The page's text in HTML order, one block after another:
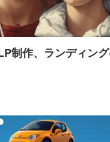
制作、ランディン